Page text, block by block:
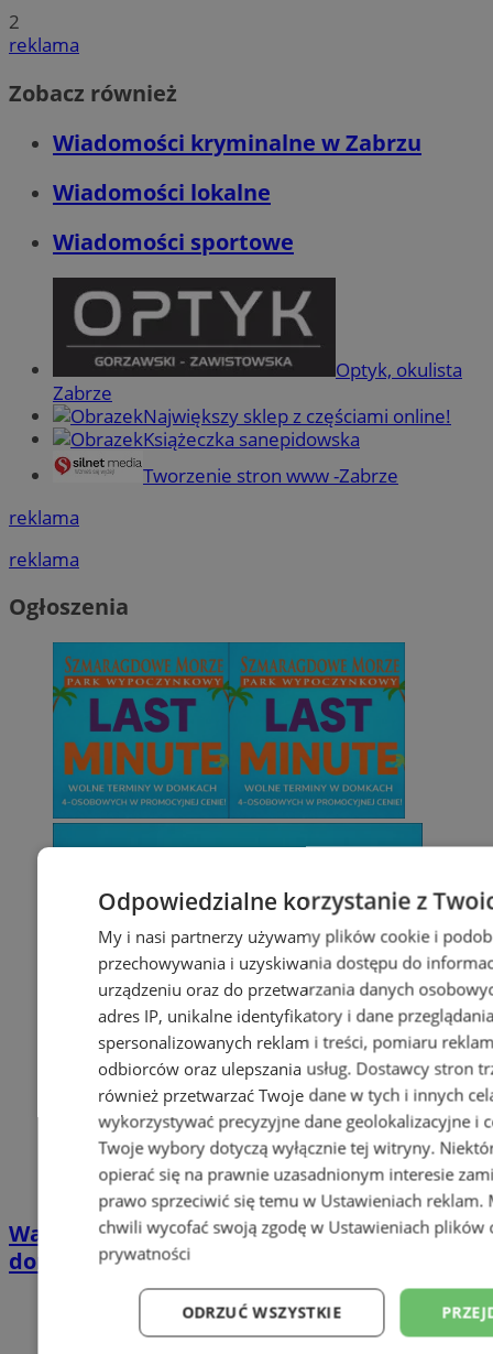
2
reklama
Zobacz również
Wiadomości kryminalne w Zabrzu
Wiadomości lokalne
Wiadomości sportowe
Optyk, okulista
Zabrze
Największy sklep z częściami online!
Książeczka sanepidowska
Tworzenie stron www -Zabrze
reklama
reklama
Ogłoszenia
Wakacyjny wypoczynek nad Bałtykiem w
domkach Szmaragdowe Morze
Odpowiedzialne korzystanie z
My i nasi partnerzy używamy plików cookie i
przechowywania i uzyskiwania dostępu do
urządzeniu oraz do przetwarzania danych
adres IP, unikalne identyfikatory i dane
spersonalizowanych reklam i treści, pomiaru
odbiorców oraz ulepszania usług. Dostawcy stron
również przetwarzać Twoje dane w tych i innych
wykorzystywać precyzyjne dane geolokalizacyjne i
Twoje wybory dotyczą wyłącznie tej witryny.
opierać się na prawnie uzasadnionym interesie
prawo sprzeciwić się temu w Ustawieniach reklam.
chwili wycofać swoją zgodę w Ustawieniach plików
prywatności
ODRZUĆ WSZYSTKIE